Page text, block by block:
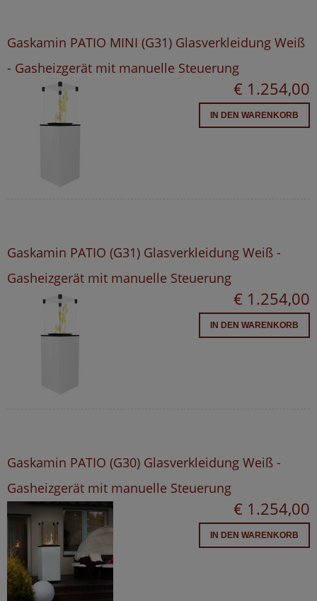
Gaskamin PATIO MINI (G31) Glasverkleidung Weiß
- Gasheizgerät mit manuelle Steuerung
€ 1.254,00
IN DEN WARENKORB
Gaskamin PATIO (G31) Glasverkleidung Weiß -
Gasheizgerät mit manuelle Steuerung
€ 1.254,00
IN DEN WARENKORB
Gaskamin PATIO (G30) Glasverkleidung Weiß -
Gasheizgerät mit manuelle Steuerung
€ 1.254,00
IN DEN WARENKORB